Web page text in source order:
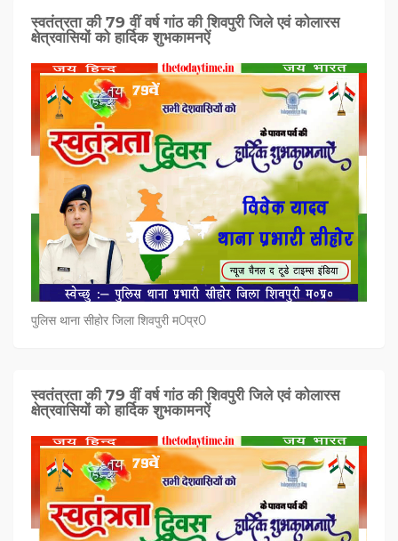
स्वतंत्रता की 79 वीं वर्ष गांठ की शिवपुरी जिले एवं कोलारस
क्षेत्रवासियों को हार्दिक शुभकामनऐं
पुलिस थाना सीहोर जिला शिवपुरी म0प्र0
स्वतंत्रता की 79 वीं वर्ष गांठ की शिवपुरी जिले एवं कोलारस
क्षेत्रवासियों को हार्दिक शुभकामनऐं